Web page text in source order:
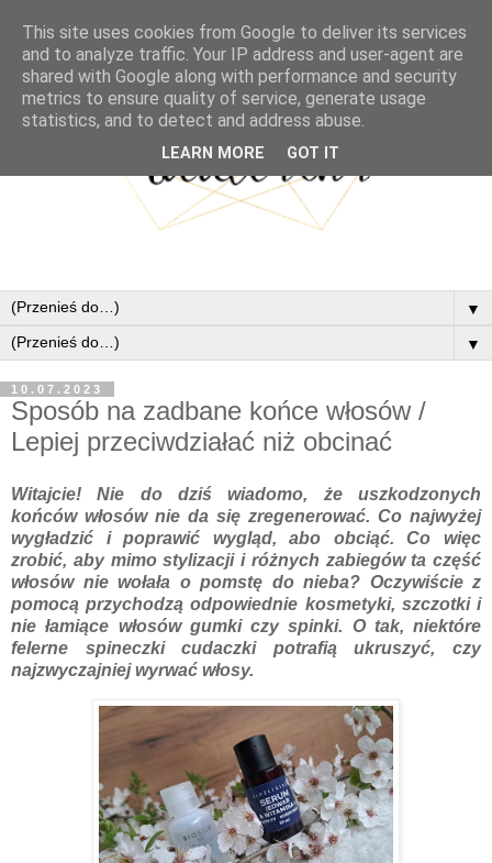
▼
▼
10.07.2023
Sposób na zadbane końce włosów /
Lepiej przeciwdziałać niż obcinać
Witajcie! Nie do dziś wiadomo, że uszkodzonych
końców włosów nie da się zregenerować. Co najwyżej
wygładzić i poprawić wygląd, abo obciąć. Co więc
zrobić, aby mimo stylizacji i różnych zabiegów ta część
włosów nie wołała o pomstę do nieba? Oczywiście z
pomocą przychodzą odpowiednie kosmetyki, szczotki i
nie łamiące włosów gumki czy spinki. O tak, niektóre
felerne spineczki cudaczki potrafią ukruszyć, czy
najzwyczajniej wyrwać włosy.
This site uses cookies from Google to deliver its services
and to analyze traffic. Your IP address and user-agent are
shared with Google along with performance and security
metrics to ensure quality of service, generate usage
statistics, and to detect and address abuse.
LEARN MORE GOT IT